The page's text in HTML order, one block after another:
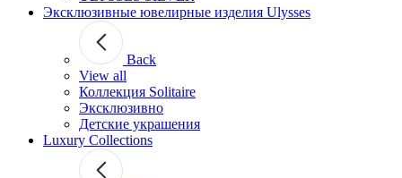
Эксклюзивные ювелирные изделия Ulysses
Back
View all
Коллекция Solitaire
Эксклюзивно
Детские украшения
Luxury Collections